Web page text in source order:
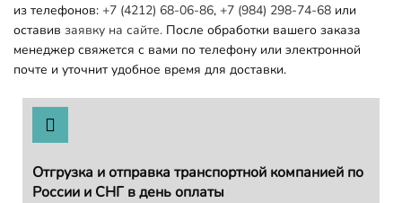
из телефонов: +7 (4212) 68-06-86, +7 (984) 298-74-68 или
оставив заявку на сайте. После обработки вашего заказа
менеджер свяжется с вами по телефону или электронной
почте и уточнит удобное время для доставки.
Отгрузка и отправка транспортной компанией по
России и СНГ в день оплаты